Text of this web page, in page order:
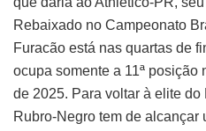
Rebaixado no Campeonato
Furacão está nas quartas de
ocupa somente a 11ª
de 2025. Para voltar à elite
Rubro-Negro tem de alcançar